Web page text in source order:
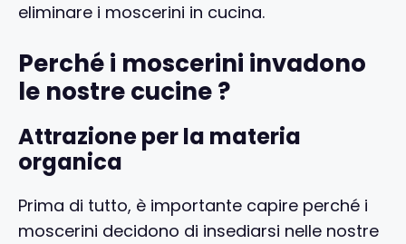
eliminare i moscerini in cucina.
Perché i moscerini invadono
le nostre cucine ?
Attrazione per la materia
organica
Prima di tutto, è importante capire perché i
moscerini decidono di insediarsi nelle nostre